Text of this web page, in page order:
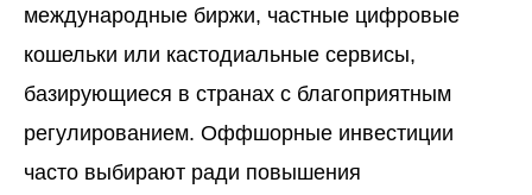
международные биржи, частные цифровые
кошельки или кастодиальные сервисы,
базирующиеся в странах с благоприятным
регулированием. Оффшорные инвестиции
часто выбирают ради повышения